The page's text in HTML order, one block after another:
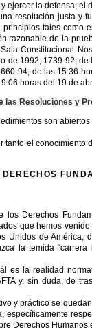
ejercer la defensa, el
resolución justa y
tales como
razonable de la
Constitucional
de 1992; 1739-92,
94, de las 15:36
horas del 19 de
las Resoluciones y
son
tanto el
los Derechos
que hemos
Unidos de América,
la temida
es la realidad
y, sin duda, de
y práctico se
específicamente
Derechos